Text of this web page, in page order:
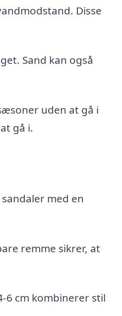
Disse
Sand kan også
uden at gå i
gå i.
med en
remme sikrer, at
6 cm kombinerer stil